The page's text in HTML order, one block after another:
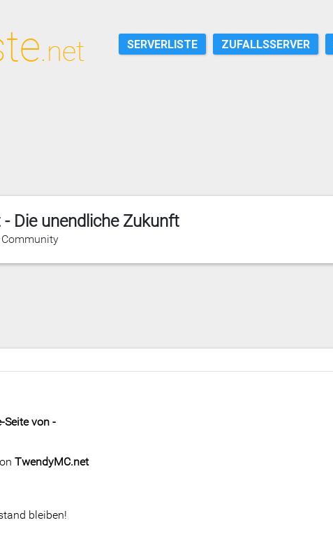
SERVERLISTE ZUFALLSSERVER
Die unendliche Zukunft
Seite von -
TwendyMC.net
bleiben!